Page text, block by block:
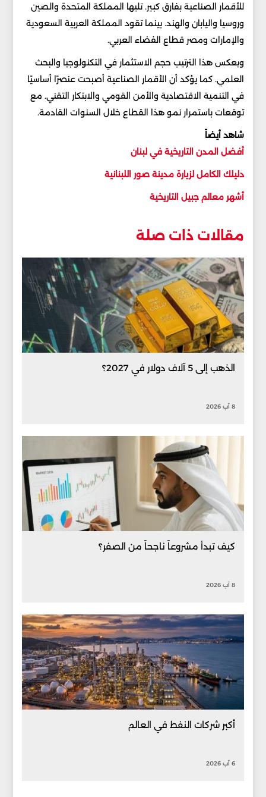
للأقمار الصناعية بفارق كبير. تليها المملكة المتحدة والصين
وروسيا واليابان والهند. بينما تقود المملكة العربية السعودية
والإمارات ومصر قطاع الفضاء العربي.
ويعكس هذا الترتيب حجم الاستثمار في التكنولوجيا والبحث
العلمي. كما يؤكد أن الأقمار الصناعية أصبحت عنصرًا أساسيًا
في التنمية الاقتصادية والأمن القومي والابتكار التقني. مع
توقعات باستمرار نمو هذا القطاع خلال السنوات القادمة.
شاهد أيضاً
أفضل المدن التاريخية في لبنان
دليلك الكامل لزيارة مدينة صور اللبنانية
أشهر معالم جبيل التاريخية
مقالات ذات صلة
الذهب إلى 5 آلاف دولار في 2027؟
8 آب 2026
كيف تبدأ مشروعاً ناجحاً من الصفر؟
8 آب 2026
أكبر شركات النفط في العالم
6 آب 2026